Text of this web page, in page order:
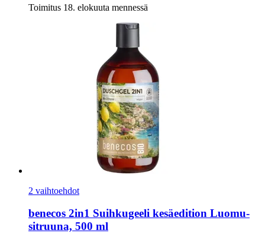
Toimitus 18. elokuuta mennessä
2 vaihtoehdot
benecos 2in1 Suihkugeeli kesäedition Luomu-​
sitruuna, 500 ml